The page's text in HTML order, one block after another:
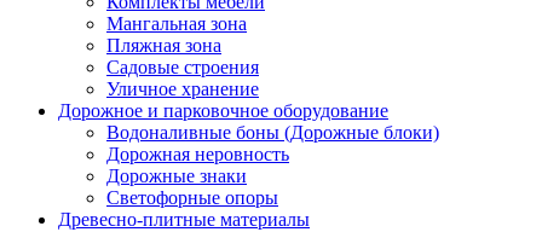
Мангальная зона
Пляжная зона
Садовые строения
Уличное хранение
Дорожное и парковочное оборудование
Водоналивные боны (Дорожные блоки)
Дорожная неровность
Дорожные знаки
Светофорные опоры
Древесно-плитные материалы